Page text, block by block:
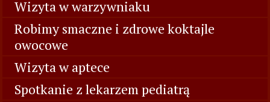
Wizyta w warzywniaku
Robimy smaczne i zdrowe koktajle
owocowe
Wizyta w aptece
Spotkanie z lekarzem pediatrą